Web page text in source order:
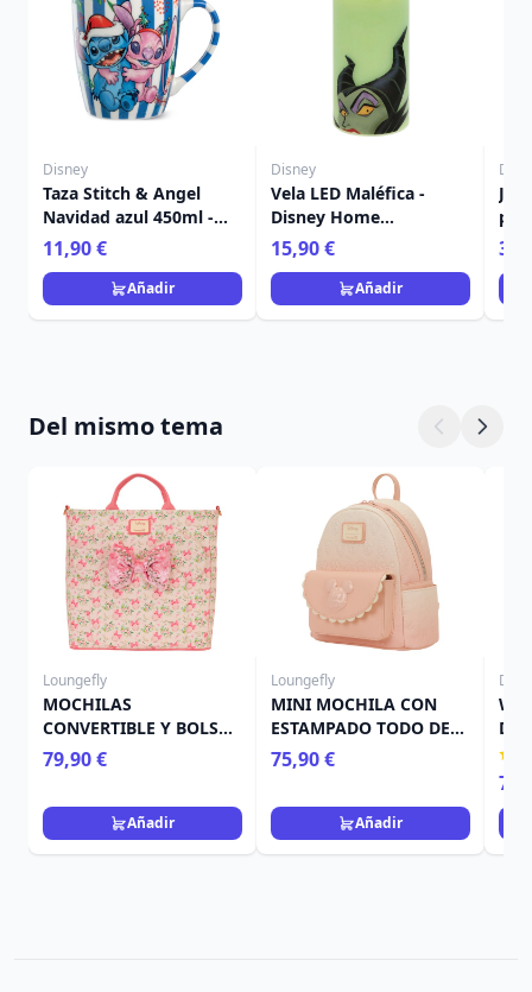
Disney
Taza Stitch & Angel
Navidad azul 450ml -
Egan Disney Home
11,90 €
Añadir
Disney
Vela LED Maléfica -
Disney Home
Frangrance Collection
15,90 €
Añadir
Del mismo tema
Loungefly
MOCHILAS
CONVERTIBLE Y BOLSA
TOTE FLORAL DE
MINNIE MOUSE -
79,90 €
Añadir
Loungefly
MINI MOCHILA CON
ESTAMPADO TODO DE
MICKEY Y AMIGOS -
DISNEY LOUNGEFLY
75,90 €
Añadir